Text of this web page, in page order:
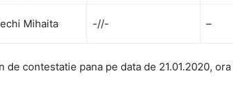
Mihaita -//- –
de contestatie pana pe data de 21.01.2020,